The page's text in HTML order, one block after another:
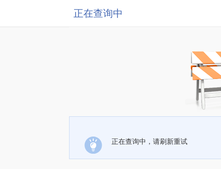
正在查询中
正在查询中，请刷新重试